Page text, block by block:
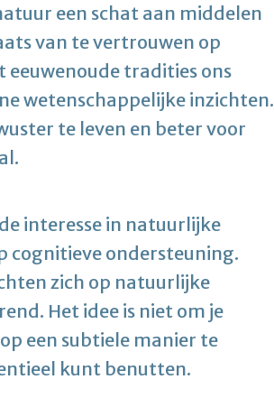
een schat aan middelen
van te vertrouwen op
eeuwenoude tradities ons
wetenschappelijke inzichten.
te leven en beter voor
interesse in natuurlijke
cognitieve ondersteuning.
zich op natuurlijke
Het idee is niet om je
een subtiele manier te
kunt benutten.